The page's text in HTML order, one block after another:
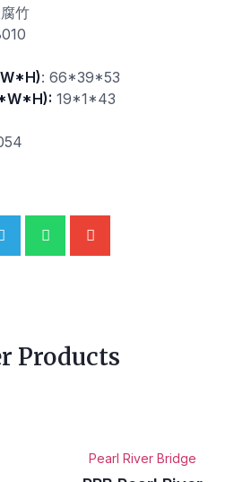
竹
: 66*39*53
19*1*43
Products
Pearl River Bridge